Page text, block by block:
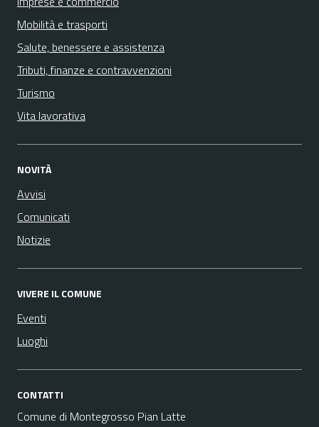
Mobilità e trasporti
Salute, benessere e assistenza
Tributi, finanze e contravvenzioni
Turismo
Vita lavorativa
NOVITÀ
Avvisi
Comunicati
Notizie
VIVERE IL COMUNE
Eventi
Luoghi
CONTATTI
Comune di Montegrosso Pian Latte